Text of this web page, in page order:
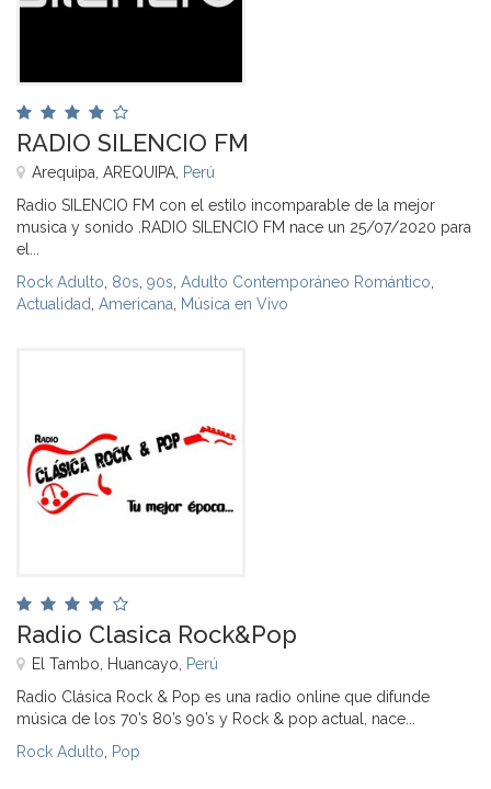
RADIO SILENCIO FM
Arequipa, AREQUIPA, Perú
Radio SILENCIO FM con el estilo incomparable de la mejor
musica y sonido .RADIO SILENCIO FM nace un 25/07/2020 para
el...
Rock Adulto 80s 90s Adulto Contemporáneo Romántico
Actualidad Americana Música en Vivo
Radio Clasica Rock&Pop
El Tambo, Huancayo, Perú
Radio Clásica Rock & Pop es una radio online que difunde
música de los 70’s 80’s 90’s y Rock & pop actual, nace...
Rock Adulto Pop